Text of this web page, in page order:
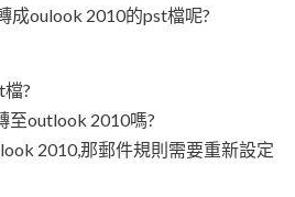
成oulook 2010的pst檔呢?
?
至outlook 2010嗎?
2010,那郵件規則需要重新設定